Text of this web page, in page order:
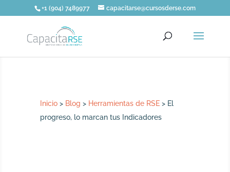
+1 (904) 7489977 capacitarse@cursosderse.com
Inicio > Blog > Herramientas de RSE > El
progreso, lo marcan tus Indicadores